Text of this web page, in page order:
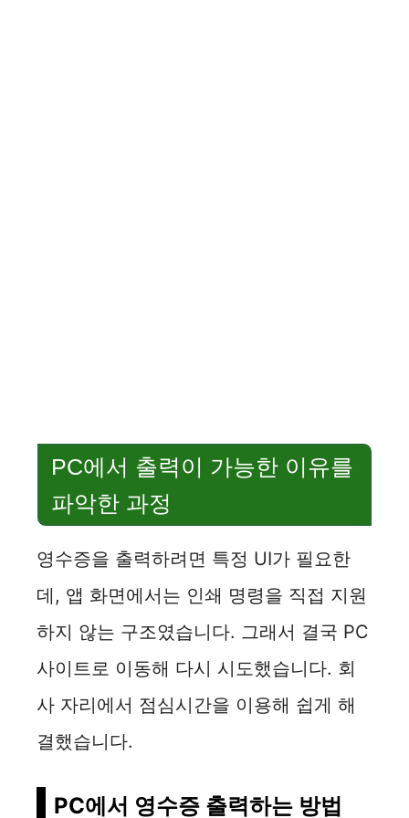
PC에서 출력이 가능한 이유를
파악한 과정
영수증을 출력하려면 특정 UI가 필요한
데, 앱 화면에서는 인쇄 명령을 직접 지원
하지 않는 구조였습니다. 그래서 결국 PC
사이트로 이동해 다시 시도했습니다. 회
사 자리에서 점심시간을 이용해 쉽게 해
결했습니다.
PC에서 영수증 출력하는 방법